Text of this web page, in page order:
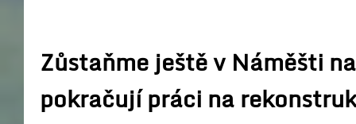
Zůstaňme ještě v Náměšti
pokračují práci na